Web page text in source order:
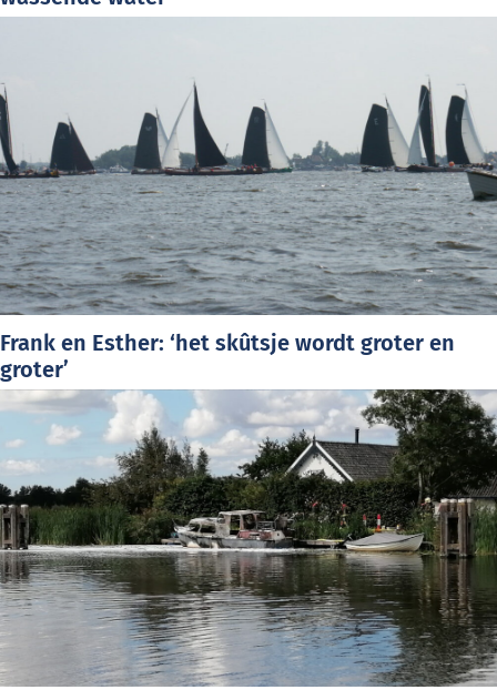
Frank en Esther: ‘het skûtsje wordt groter en
groter’